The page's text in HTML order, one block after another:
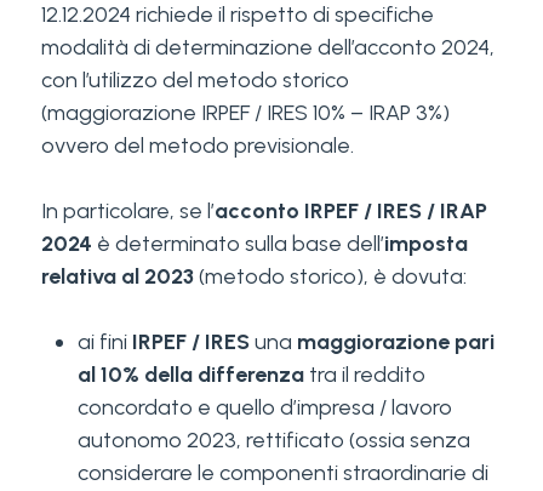
12.12.2024 richiede il rispetto di specifiche
modalità di determinazione dell’acconto 2024,
con l’utilizzo del metodo storico
(maggiorazione IRPEF / IRES 10% – IRAP 3%)
ovvero del metodo previsionale.
In particolare, se l’acconto IRPEF / IRES / IRAP
2024 è determinato sulla base dell’imposta
relativa al 2023(metodo storico), è dovuta:
ai fini IRPEF / IRESuna maggiorazione pari
al 10% della differenza tra il reddito
concordato e quello d’impresa / lavoro
autonomo 2023, rettificato (ossia senza
considerare le componenti straordinarie di